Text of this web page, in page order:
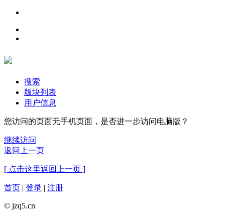
搜索
版块列表
用户信息
您访问的页面无手机页面，是否进一步访问电脑版？
继续访问
返回上一页
[ 点击这里返回上一页 ]
首页 | 登录 | 注册
© jzq5.cn